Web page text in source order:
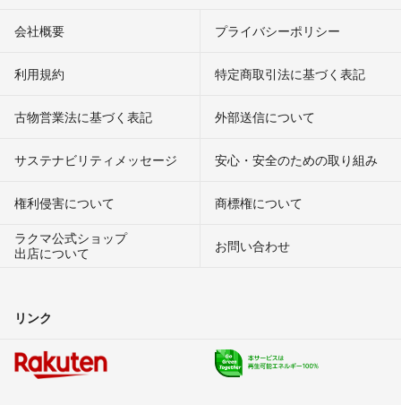
会社概要 プライバシーポリシー
利用規約 特定商取引法に基づく表記
古物営業法に基づく表記 外部送信について
サステナビリティメッセージ 安心・安全のための取り組み
権利侵害について
商標権について
ラクマ公式ショップ
出店について
お問い合わせ
リンク